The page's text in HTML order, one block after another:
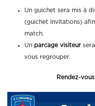
Un guichet sera mis à
(guichet invitations)
match.
Un parcage visiteur
vous regrouper.
Rendez-